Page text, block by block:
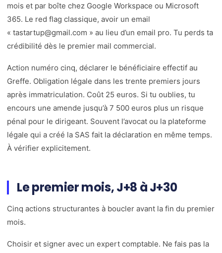
mois et par boîte chez Google Workspace ou Microsoft
365. Le red flag classique, avoir un email
« tastartup@gmail.com » au lieu d’un email pro. Tu perds ta
crédibilité dès le premier mail commercial.
Action numéro cinq, déclarer le bénéficiaire effectif au
Greffe. Obligation légale dans les trente premiers jours
après immatriculation. Coût 25 euros. Si tu oublies, tu
encours une amende jusqu’à 7 500 euros plus un risque
pénal pour le dirigeant. Souvent l’avocat ou la plateforme
légale qui a créé la SAS fait la déclaration en même temps.
À vérifier explicitement.
Le premier mois, J+8 à J+30
Cinq actions structurantes à boucler avant la fin du premier
mois.
Choisir et signer avec un expert comptable. Ne fais pas la